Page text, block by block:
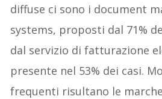
diffuse ci sono i document
systems, proposti dal 71%
dal servizio di fatturazione
presente nel 53% dei casi.
frequenti risultano le